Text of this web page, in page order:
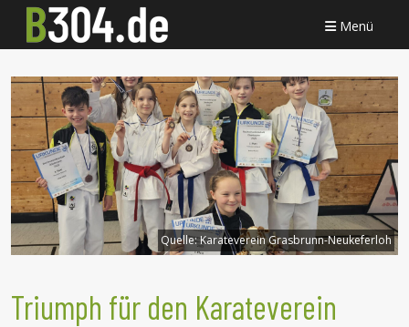
Menü
Quelle:Karateverein Grasbrunn-Neukeferloh
Triumph für den Karateverein